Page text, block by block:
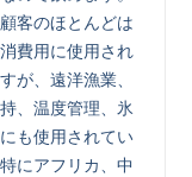
客のほとんどは
費用に使用され
が、遠洋漁業、
、温度管理、氷
も使用されてい
にアフリカ、中